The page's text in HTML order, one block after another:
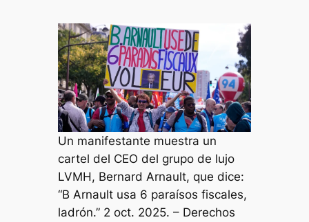
Un manifestante muestra un
cartel del CEO del grupo de lujo
LVMH, Bernard Arnault, que dice:
“B Arnault usa 6 paraísos fiscales,
ladrón.” 2 oct. 2025. – Derechos